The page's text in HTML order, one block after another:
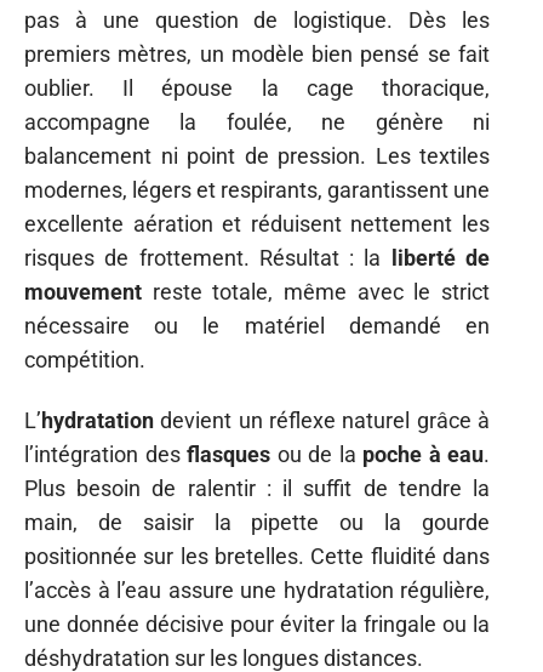
pas à une question de logistique. Dès les
premiers mètres, un modèle bien pensé se fait
oublier. Il épouse la cage thoracique,
accompagne la foulée, ne génère ni
balancement ni point de pression. Les textiles
modernes, légers et respirants, garantissent une
excellente aération et réduisent nettement les
risques de frottement. Résultat : la liberté de
mouvement reste totale, même avec le strict
nécessaire ou le matériel demandé en
compétition.
L’hydratation devient un réflexe naturel grâce à
l’intégration des flasques ou de la poche à eau.
Plus besoin de ralentir : il suffit de tendre la
main, de saisir la pipette ou la gourde
positionnée sur les bretelles. Cette fluidité dans
l’accès à l’eau assure une hydratation régulière,
une donnée décisive pour éviter la fringale ou la
déshydratation sur les longues distances.